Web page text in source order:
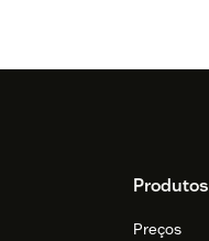
FooterProdutos
Preços